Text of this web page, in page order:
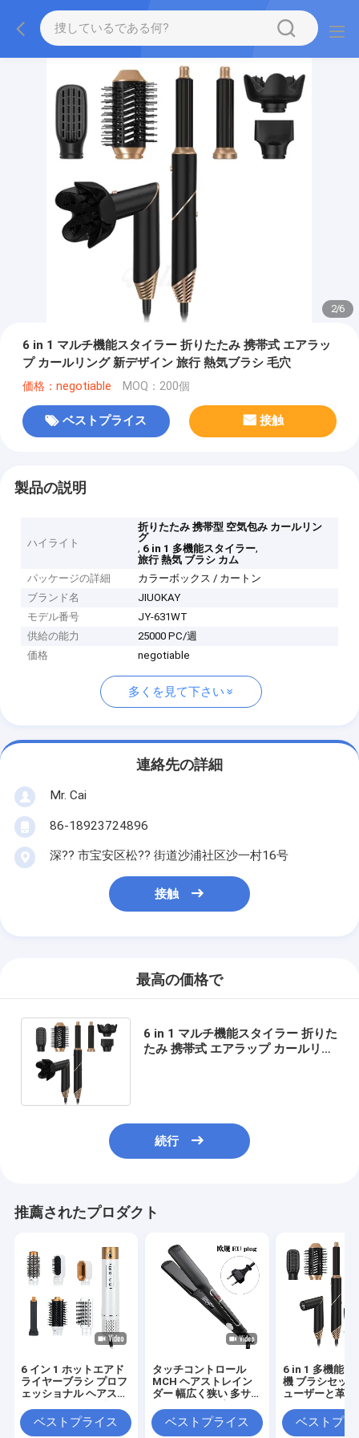
2/6
6 in 1 マルチ機能スタイラー 折りたたみ 携帯式 エアラッ
プ カールリング 新デザイン 旅行 熱気ブラシ 毛穴
価格：negotiable MOQ：200個
ベストプライス 接触
製品の説明
ハイライト
折りたたみ 携帯型 空気包み カールリン
グ
, 6 in 1 多機能スタイラー,
旅行 熱気 ブラシ カム
パッケージの詳細
カラーボックス / カートン
ブランド名
JIUOKAY
モデル番号
JY-631WT
供給の能力
25000 PC/週
価格
negotiable
多くを見て下さい
連絡先の詳細
Mr. Cai
86-18923724896
深?? 市宝安区松?? 街道沙浦社区沙一村16号
接触
最高の価格で
6 in 1 マルチ機能スタイラー 折りた
たみ 携帯式 エアラップ カールリン
続行
推薦されたプロダクト
6 イン 1 ホットエアド
ライヤーブラシ プロフ
ェッショナル ヘアスト
高速吹風ドライヤーセ
ット
ベストプライス
タッチコントロール
MCH ヘアストレイン
ダー 幅広く狭い 多サイ
ベストプライス
6 in 1 多機能吹
機 ブラシセッ
ューザーと革ケ
ベストプラ